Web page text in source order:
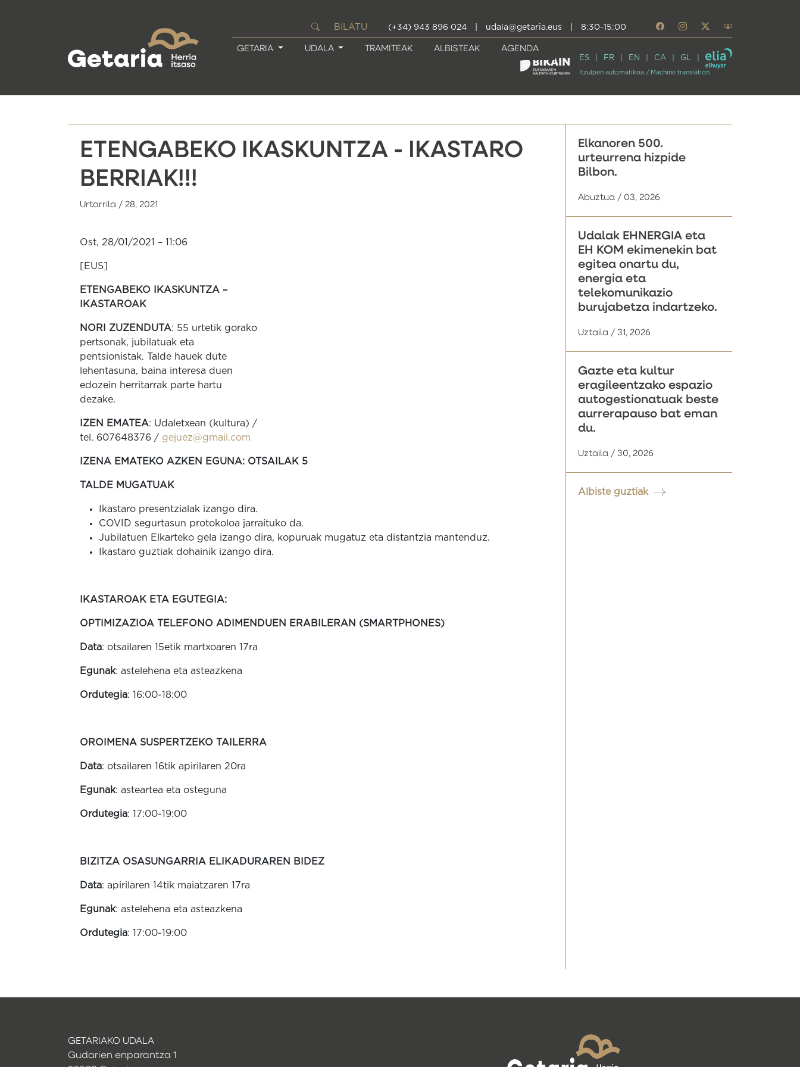
BILATU (+34) 943 896 024 udala@getaria.eus 8:30-15:00
GETARIA UDALA TRAMITEAK ALBISTEAK AGENDA
ES FR EN CA GL
Itzulpen automatikoa / Machine translation
ETENGABEKO IKASKUNTZA - IKASTARO
BERRIAK!!!
Urtarrila / 28, 2021
Ost, 28/01/2021 – 11:06
[EUS]
ETENGABEKO IKASKUNTZA –
IKASTAROAK
NORI ZUZENDUTA: 55 urtetik gorako
pertsonak, jubilatuak eta
pentsionistak. Talde hauek dute
lehentasuna, baina interesa duen
edozein herritarrak parte hartu
dezake.
IZEN EMATEA: Udaletxean (kultura) /
tel. 607648376 / gejuez@gmail.com
IZENA EMATEKO AZKEN EGUNA: OTSAILAK 5
TALDE MUGATUAK
Ikastaro presentzialak izango dira.
COVID segurtasun protokoloa jarraituko da.
Jubilatuen Elkarteko gela izango dira, kopuruak mugatuz eta distantzia mantenduz.
Ikastaro guztiak dohainik izango dira.
IKASTAROAK ETA EGUTEGIA:
OPTIMIZAZIOA TELEFONO ADIMENDUEN ERABILERAN (SMARTPHONES)
Data: otsailaren 15etik martxoaren 17ra
Egunak: astelehena eta asteazkena
Ordutegia: 16:00-18:00
OROIMENA SUSPERTZEKO TAILERRA
Data: otsailaren 16tik apirilaren 20ra
Egunak: asteartea eta osteguna
Ordutegia: 17:00-19:00
BIZITZA OSASUNGARRIA ELIKADURAREN BIDEZ
Data: apirilaren 14tik maiatzaren 17ra
Egunak: astelehena eta asteazkena
Ordutegia: 17:00-19:00
Elkanoren 500.
urteurrena hizpide
Bilbon.
Abuztua / 03, 2026
Udalak EHNERGIA eta
EH KOM ekimenekin bat
egitea onartu du,
energia eta
telekomunikazio
burujabetza indartzeko.
Uztaila / 31, 2026
Gazte eta kultur
eragileentzako espazio
autogestionatuak beste
aurrerapauso bat eman
du.
Uztaila / 30, 2026
Albiste guztiak
GETARIAKO UDALA
Gudarien enparantza 1